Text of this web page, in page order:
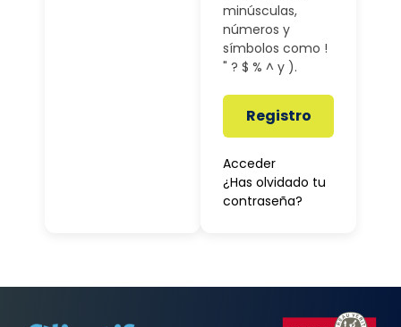
minúsculas,
números y
símbolos como !
" ? $ % ^ y ).
Registro
Acceder
¿Has olvidado tu
contraseña?